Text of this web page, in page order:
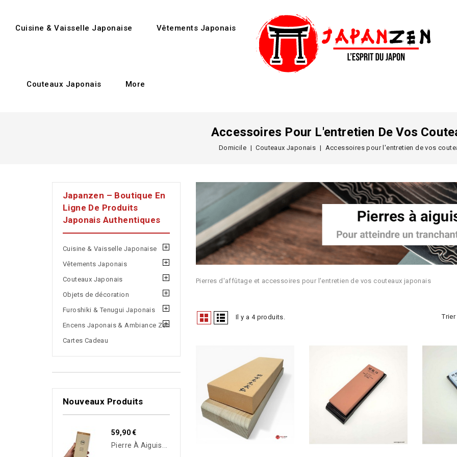
Cuisine & Vaisselle Japonaise Vêtements Japonais
Couteaux Japonais More
Accessoires Pour L'entretien De Vos
Domicile Couteaux Japonais Accessoires pour l'entretien de vos
Japanzen – Boutique En
Ligne De Produits
Japonais Authentiques
Cuisine & Vaisselle Japonaise
Vêtements Japonais
Couteaux Japonais
Objets de décoration
Furoshiki & Tenugui Japonais
Encens Japonais & Ambiance Zen
Cartes Cadeau
Nouveaux Produits
59,90 €
Pierres d'affûtage et accessoires pour l'entretien de vos couteaux japonais
Il y a 4 produits.